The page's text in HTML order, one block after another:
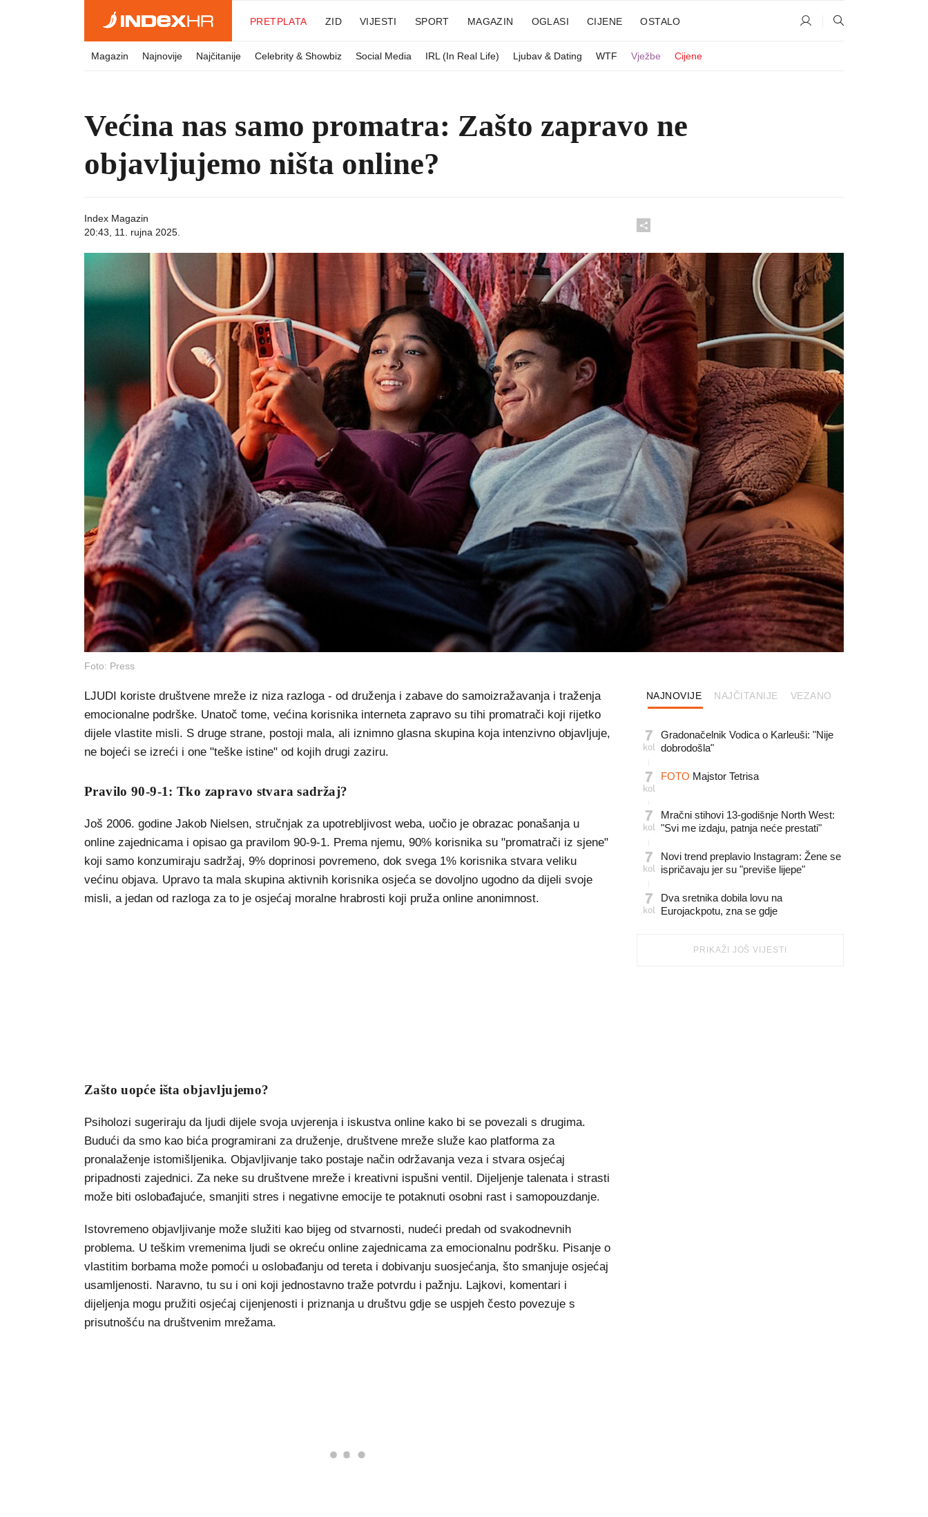
PRETPLATA ZID VIJESTI SPORT MAGAZIN OGLASI CIJENE OSTALO
Magazin Najnovije Najčitanije Celebrity & Showbiz Social Media IRL (In Real Life) Ljubav & Dating WTF Vježbe Cijene
Većina nas samo promatra: Zašto zapravo ne
objavljujemo ništa online?
Index Magazin
20:43, 11. rujna 2025.
Foto: Press
LJUDI koriste društvene mreže iz niza razloga - od druženja i zabave do samoizražavanja i traženja
emocionalne podrške. Unatoč tome, većina korisnika interneta zapravo su tihi promatrači koji rijetko
dijele vlastite misli. S druge strane, postoji mala, ali iznimno glasna skupina koja intenzivno objavljuje,
ne bojeći se izreći i one "teške istine" od kojih drugi zaziru.
Pravilo 90-9-1: Tko zapravo stvara sadržaj?
Još 2006. godine Jakob Nielsen, stručnjak za upotrebljivost weba, uočio je obrazac ponašanja u
online zajednicama i opisao ga pravilom 90-9-1. Prema njemu, 90% korisnika su "promatrači iz sjene"
koji samo konzumiraju sadržaj, 9% doprinosi povremeno, dok svega 1% korisnika stvara veliku
većinu objava. Upravo ta mala skupina aktivnih korisnika osjeća se dovoljno ugodno da dijeli svoje
misli, a jedan od razloga za to je osjećaj moralne hrabrosti koji pruža online anonimnost.
Zašto uopće išta objavljujemo?
Psiholozi sugeriraju da ljudi dijele svoja uvjerenja i iskustva online kako bi se povezali s drugima.
Budući da smo kao bića programirani za druženje, društvene mreže služe kao platforma za
pronalaženje istomišljenika. Objavljivanje tako postaje način održavanja veza i stvara osjećaj
pripadnosti zajednici. Za neke su društvene mreže i kreativni ispušni ventil. Dijeljenje talenata i strasti
može biti oslobađajuće, smanjiti stres i negativne emocije te potaknuti osobni rast i samopouzdanje.
Istovremeno objavljivanje može služiti kao bijeg od stvarnosti, nudeći predah od svakodnevnih
problema. U teškim vremenima ljudi se okreću online zajednicama za emocionalnu podršku. Pisanje o
vlastitim borbama može pomoći u oslobađanju od tereta i dobivanju suosjećanja, što smanjuje osjećaj
usamljenosti. Naravno, tu su i oni koji jednostavno traže potvrdu i pažnju. Lajkovi, komentari i
dijeljenja mogu pružiti osjećaj cijenjenosti i priznanja u društvu gdje se uspjeh često povezuje s
prisutnošću na društvenim mrežama.
NAJNOVIJE NAJČITANIJE VEZANO
7
kol
Gradonačelnik Vodica o Karleuši: "Nije
dobrodošla"
7
kol
FOTO Majstor Tetrisa
7
kol
Mračni stihovi 13-godišnje North West:
"Svi me izdaju, patnja neće prestati"
7
kol
Novi trend preplavio Instagram: Žene se
ispričavaju jer su "previše lijepe"
7
kol
Dva sretnika dobila lovu na
Eurojackpotu, zna se gdje
PRIKAŽI JOŠ VIJESTI